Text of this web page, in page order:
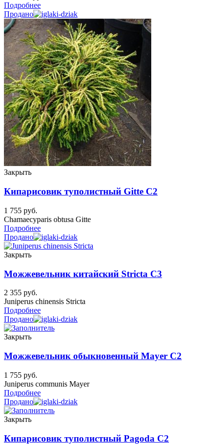
Подробнее
Продано
Закрыть
Кипарисовик туполистный Gitte C2
1 755 руб.
Chamaecyparis obtusa Gitte
Подробнее
Продано
Закрыть
Можжевельник китайский Stricta C3
2 355 руб.
Juniperus chinensis Stricta
Подробнее
Продано
Закрыть
Можжевельник обыкновенный Mayer C2
1 755 руб.
Juniperus communis Mayer
Подробнее
Продано
Закрыть
Кипарисовик туполистный Pagoda C2